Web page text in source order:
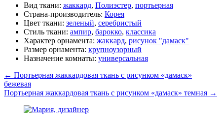
Вид ткани: жаккард, Полиэстер, портьерная
Страна-производитель: Корея
Цвет ткани: зеленый, серебристый
Стиль ткани: ампир, барокко, классика
Характер орнамента: жаккард, рисунок "дамаск"
Размер орнамента: крупноузорный
Назначение комнаты: универсальная
← Портьерная жаккардовая ткань с рисунком «дамаск»
бежевая
Портьерная жаккардовая ткань с рисунком «дамаск» темная →